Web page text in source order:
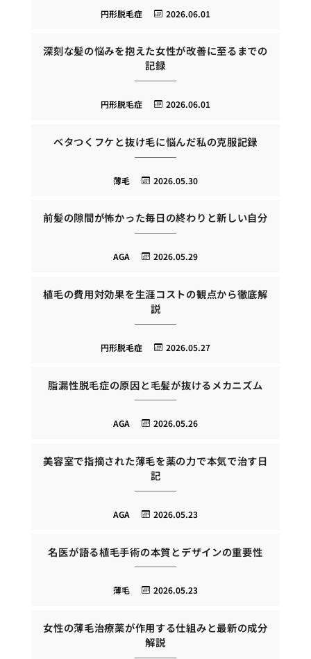
2026.06.01
円形脱毛症
深刻な髪の悩みを抱えた女性が改善に至るまでの
記録
2026.06.01
円形脱毛症
ベタつくフケと抜け毛に悩んだ私の克服記録
2026.05.30
薄毛
前髪の隙間が怖かった毎日の終わりと新しい自分
2026.05.29
AGA
植毛の費用対効果を生涯コストの観点から徹底解
説
2026.05.27
円形脱毛症
脂漏性脱毛症の原因と毛髪が抜けるメカニズム
2026.05.26
AGA
美容室で指摘された薄毛を薬の力で本気で治す日
記
2026.05.23
AGA
名医が語る植毛手術の本質とデザインの重要性
2026.05.23
薄毛
女性の薄毛治療薬が作用する仕組みと最新の成分
解説